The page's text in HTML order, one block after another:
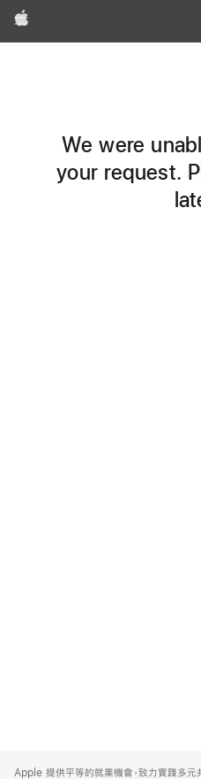
Apple
We were
your request.
Footer
Apple 提供平等的就業機會，致力實踐多元